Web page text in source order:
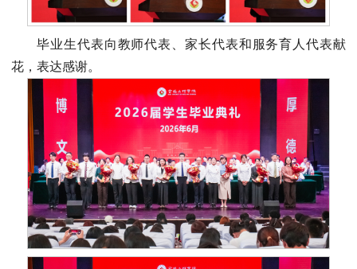
毕业生代表向教师代表、家长代表和服务育人代表献
花，表达感谢。